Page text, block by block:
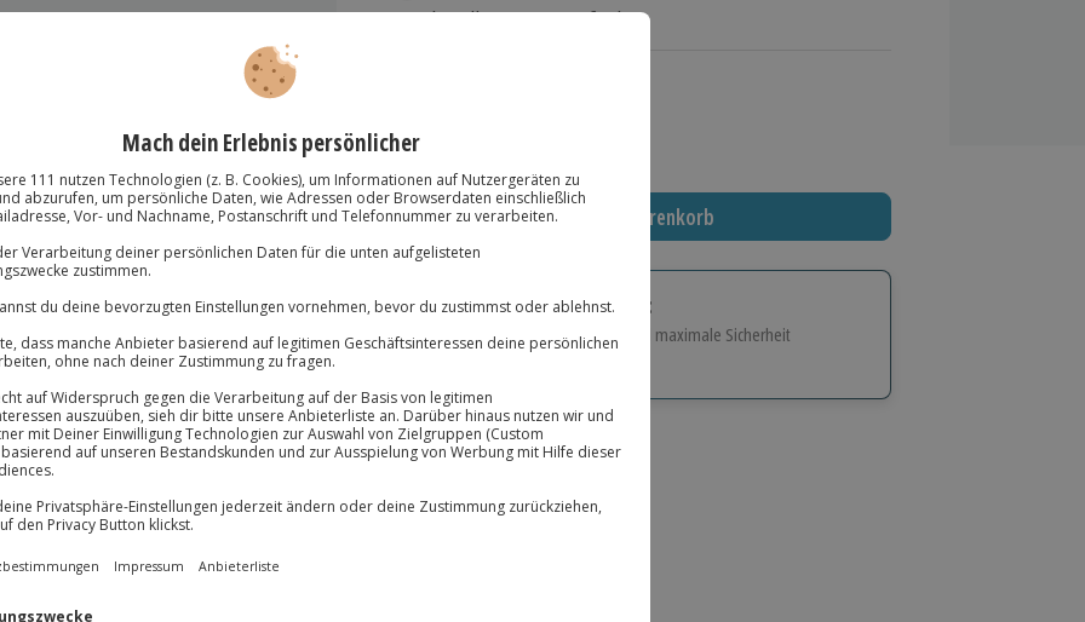
Aktuell an 1 Ort verfügbar
zzgl. Versand
In den Warenkorb
Immer das richtige Geschenk:
Große Auswahl, volle Flexibilität und maximale Sicherheit
Große Auswahl
Über 9.000 Erlebnisse.
Volle Flexibilität
Maximale Sicherheit
Kerzen und Blumen
Getränke exklusive)
Beim Candlelight Dinner in
Das fantastische 5-
der Liebe in der Luft wird
und edlem Tropfen werdet ihr
bei romantischem Flair
Leidenschaft auf der Zunge
und
romantische Auszeit